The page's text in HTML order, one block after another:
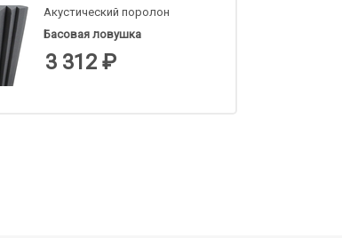
Акустический поролон
Басовая ловушка
3 312 ₽